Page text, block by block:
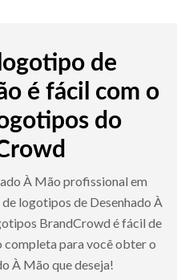
de
é fácil com o
do
À Mão profissional em
logotipos de Desenhado À
BrandCrowd é fácil de
completa para você obter o
À Mão que deseja!